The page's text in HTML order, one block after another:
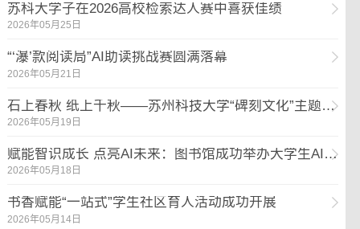
苏科大学子在2026高校检索达人赛中喜获佳绩
2026年05月25日
“‘瀑’款阅读局”AI助读挑战赛圆满落幕
2026年05月21日
石上春秋 纸上千秋——苏州科技大学“碑刻文化”主题研学活动圆满举行
2026年05月19日
赋能智识成长 点亮AI未来：图书馆成功举办大学生AI素养训练营
2026年05月18日
书香赋能“一站式”学生社区育人活动成功开展
2026年05月14日